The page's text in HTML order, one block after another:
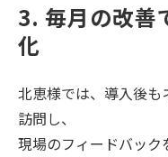
3. 毎月の改善
化
北恵様では、導入後
訪問し、
現場のフィードバック